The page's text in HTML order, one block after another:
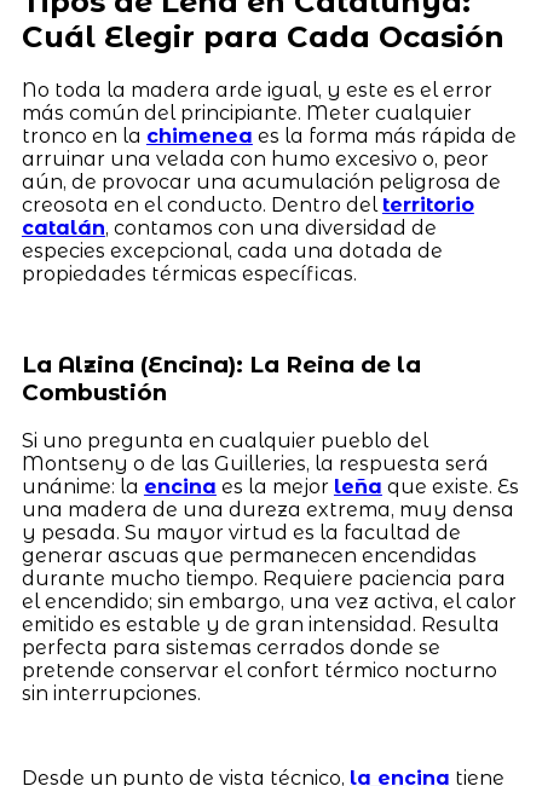
Cuál Elegir para Cada Ocasión
No toda la madera arde igual, y este es el error
más común del principiante. Meter cualquier
tronco en la chimenea es la forma más rápida de
arruinar una velada con humo excesivo o, peor
aún, de provocar una acumulación peligrosa de
creosota en el conducto. Dentro del territorio
catalán, contamos con una diversidad de
especies excepcional, cada una dotada de
propiedades térmicas específicas.
La Alzina (Encina): La Reina de la
Combustión
Si uno pregunta en cualquier pueblo del
Montseny o de las Guilleries, la respuesta será
unánime: la encina es la mejor leña que existe. Es
una madera de una dureza extrema, muy densa
y pesada. Su mayor virtud es la facultad de
generar ascuas que permanecen encendidas
durante mucho tiempo. Requiere paciencia para
el encendido; sin embargo, una vez activa, el calor
emitido es estable y de gran intensidad. Resulta
perfecta para sistemas cerrados donde se
pretende conservar el confort térmico nocturno
sin interrupciones.
Desde un punto de vista técnico, la encina tiene